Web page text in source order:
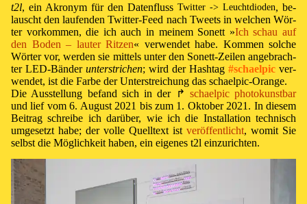
t2l, ein Akro­nym für den Da­ten­fluss Twitter -> Leuchtdioden, be­
lauscht den lau­fen­den Twit­ter-Feed nach Tweets in wel­chen Wör­
ter vor­kom­men, die ich auch in mei­nem So­nett »⁠Ich schau auf
den Bo­den – lau­ter Rit­zen⁠« ver­wen­det ha­be. Kom­men sol­che
Wör­ter vor, wer­den sie mit­tels un­ter den So­nett-Zei­len an­ge­brach­
ter LED-Bän­der un­ter­stri­chen; wird der Hash­tag #schael­pic ver­
wen­det, ist die Far­be der Un­ter­strei­chung das schael­pic-Orange.
Die Aus­stel­lung be­fand sich in der ↱ schael­pic pho­to­kunst­bar
und lief vom6. Au­gust 2021 bis zum 1. Ok­to­ber 2021 . In die­sem
Bei­trag schrei­be ich da­rü­ber, wie ich die In­s­tal­la­ti­on tech­nisch
um­ge­setzt ha­be; der vol­le Quell­text ist ver­öf­fent­licht, wo­mit Sie
selbst die Mög­lich­keit ha­ben, ein ei­ge­nes t2l ein­zu­rich­ten.